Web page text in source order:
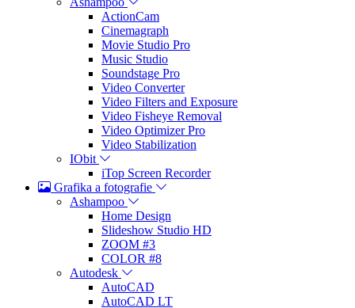
ActionCam
Cinemagraph
Movie Studio Pro
Music Studio
Soundstage Pro
Video Converter
Video Filters and Exposure
Video Fisheye Removal
Video Optimizer Pro
Video Stabilization
IObit
iTop Screen Recorder
Grafika a fotografie
Ashampoo
Home Design
Slideshow Studio HD
ZOOM #3
COLOR #8
Autodesk
AutoCAD
AutoCAD LT